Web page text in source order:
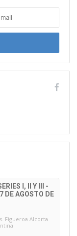
I, II Y III -
DE AGOSTO DE
Figueroa Alcorta